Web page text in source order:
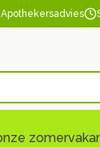
Apothekersadvies